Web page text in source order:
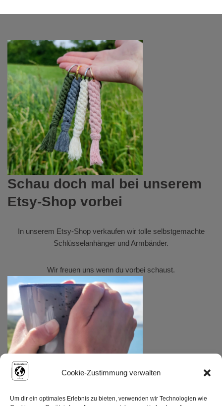
Cookie-Zustimmung verwalten
Um dir ein optimales Erlebnis zu bieten, verwenden wir Technologien wie
Schau doch mal bei unserem
Etsy-Shop vorbei
In unserem Etsy-Shopverkaufen wir tolle selbstgemachte
Schlüsselanhänger und Armbänder.
Wir freuen uns wenn du vorbei schaust.